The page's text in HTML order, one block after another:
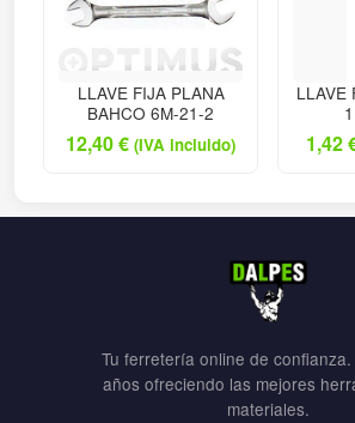
LLAVE FIJA PLANA
BAHCO 6M-21-2
12,40€ (IVA incluido)
LLAVE
1,42
Tu ferretería online de
años ofreciendo las mejores
materiales.